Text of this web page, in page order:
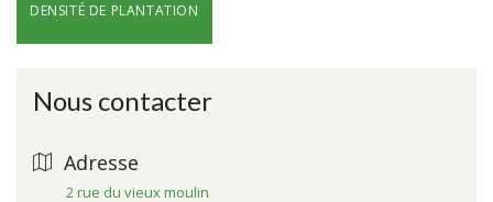
DENSITÉ DE PLANTATION
Nous contacter
Adresse
2 rue du vieux moulin